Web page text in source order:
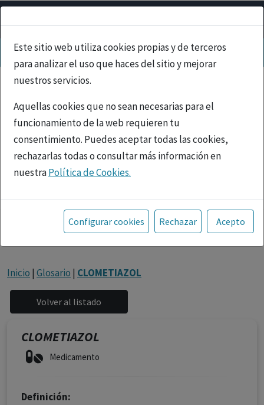
Este sitio web utiliza cookies propias y de terceros
para analizar el uso que haces del sitio y mejorar
nuestros servicios.
Aquellas cookies que no sean necesarias para el
funcionamiento de la web requieren tu
consentimiento. Puedes aceptar todas las cookies,
rechazarlas todas o consultar más información en
nuestraPolítica de Cookies.
Toda la información incluida en la Página Web está
referida a productos del mercado español y, por
tanto, dirigida a profesionales sanitarios legalmente
facultados para prescribir o dispensar medicamentos
fármacos se facilita a título meramente informativo,
siendo responsabilidad de los profesionales
facultados prescribir medicamentos y decidir, en cada
caso concreto, el tratamiento más adecuado a las
necesidades del paciente.
Configurar cookies Rechazar Acepto
Inicio | Glosario | CLOMETIAZOL
CLOMETIAZOL
Medicamento
Definición: